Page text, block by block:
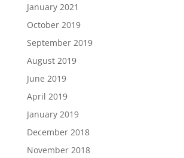
January 2021
October 2019
September 2019
August 2019
June 2019
April 2019
January 2019
December 2018
November 2018